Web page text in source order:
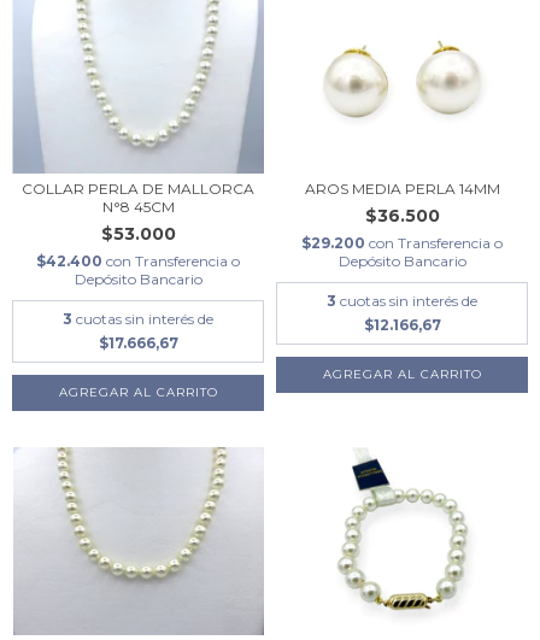
COLLAR PERLA DE MALLORCA
N°8 45CM
$53.000
$42.400 con Transferencia o
Depósito Bancario
3 cuotas sin interés de
$17.666,67
AROS MEDIA PERLA 14MM
$36.500
$29.200 con Transferencia o
Depósito Bancario
3 cuotas sin interés de
$12.166,67